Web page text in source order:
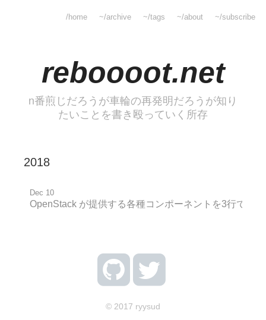
/home ~/archive ~/tags ~/about ~/subscribe
reboooot.net
n番煎じだろうが車輪の再発明だろうが知り
たいことを書き殴っていく所存
2018
Dec 10
OpenStack が提供する各種コンポーネントを3行でま
© 2017 ryysud